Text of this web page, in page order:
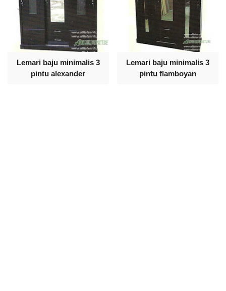
Lemari baju minimalis 3
pintu alexander
Lemari baju minimalis 3
pintu flamboyan